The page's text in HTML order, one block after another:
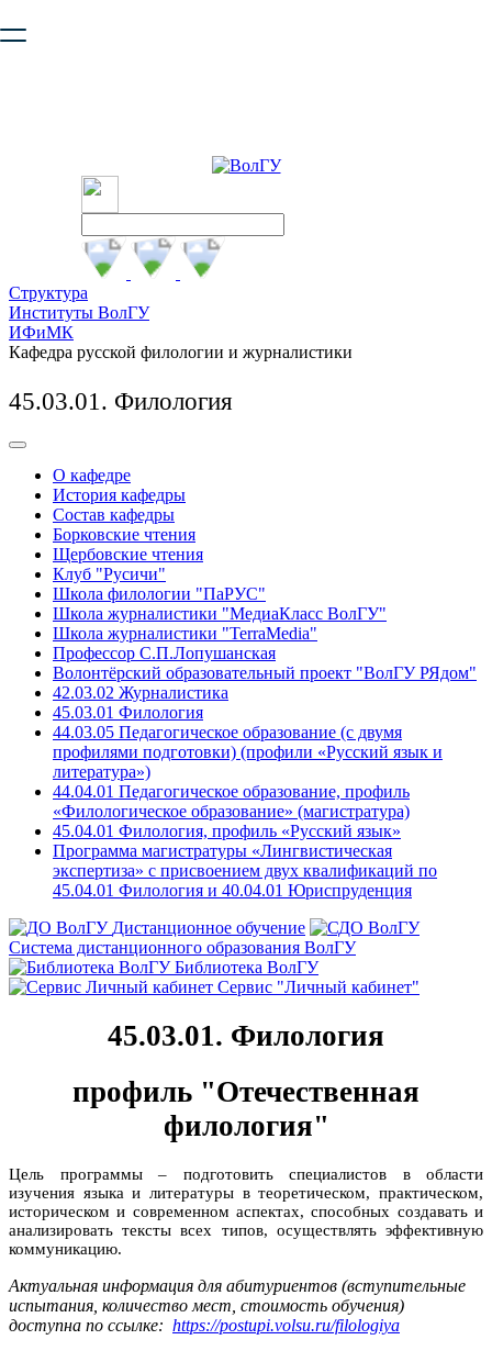
безопасную работу с сайтом. Пожалуйста
Структура
Институты ВолГУ
ИФиМК
Кафедра русской филологии и журналистики
45.03.01. Филология
О кафедре
История кафедры
Состав кафедры
Борковские чтения
Щербовские чтения
Клуб "Русичи"
Школа филологии "ПаРУС"
Школа журналистики "МедиаКласс ВолГУ"
Школа журналистики "TerraMedia"
Профессор С.П.Лопушанская
Волонтёрский образовательный проект "ВолГУ РЯдом"
42.03.02 Журналистика
45.03.01 Филология
44.03.05 Педагогическое образование (с двумя
профилями подготовки) (профили «Русский язык и
литература»)
44.04.01 Педагогическое образование, профиль
«Филологическое образование» (магистратура)
45.04.01 Филология, профиль «Русский язык»
Программа магистратуры «Лингвистическая
экспертиза» с присвоением двух квалификаций по
45.04.01 Филология и 40.04.01 Юриспруденция
Дистанционное обучение
Система дистанционного образования ВолГУ
Библиотека ВолГУ
Сервис "Личный кабинет"
45.03.01. Филология
профиль "Отечественная
филология"
Цель программы – подготовить специалистов в области
изучения языка и литературы в теоретическом, практическом,
историческом и современном аспектах, способных создавать и
анализировать тексты всех типов, осуществлять эффективную
коммуникацию.
Актуальная информация для абитуриентов (вступительные
испытания, количество мест, стоимость обучения)
доступна по ссылке: https://postupi.volsu.ru/filologiya